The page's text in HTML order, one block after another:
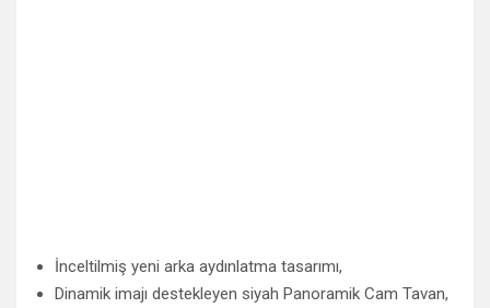
İnceltilmiş yeni arka aydınlatma tasarımı,
Dinamik imajı destekleyen siyah Panoramik Cam Tavan,